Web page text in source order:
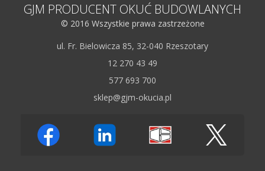
GJM PRODUCENT OKUĆ BUDOWLANYCH
© 2016 Wszystkie prawa zastrzeżone
ul. Fr. Bielowicza 85, 32-040 Rzeszotary
12 270 43 49
577 693 700
sklep@gjm-okucia.pl